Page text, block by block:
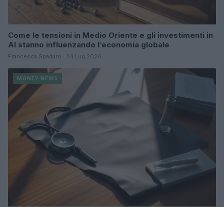
Come le tensioni in Medio Oriente e gli investimenti in
AI stanno influenzando l’economia globale
Francesca Spadaro · 24 Lug 2026
MONEY NEWS